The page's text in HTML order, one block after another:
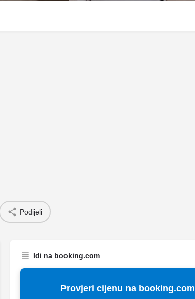
Podijeli
Idi na booking.com
Provjeri cijenu na booking.com